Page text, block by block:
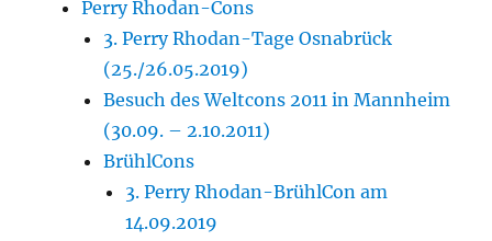
Perry Rhodan-Cons
3. Perry Rhodan-Tage Osnabrück
(25./26.05.2019)
Besuch des Weltcons 2011 in Mannheim
(30.09. – 2.10.2011)
BrühlCons
3. Perry Rhodan-BrühlCon am
14.09.2019